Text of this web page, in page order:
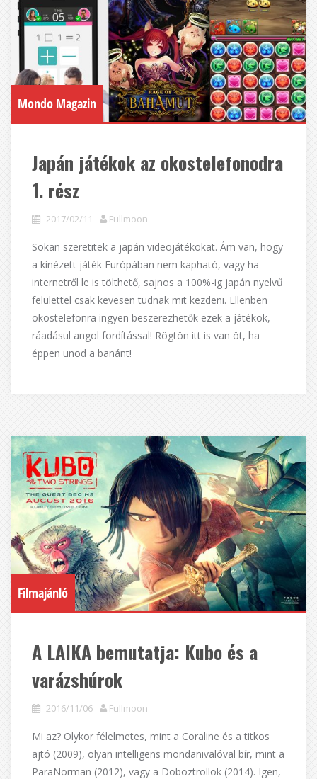
Mondo Magazin
Japán játékok az okostelefonodra
1. rész
2017/02/11 Fullmoon
Sokan szeretitek a japán videojátékokat. Ám van, hogy
a kinézett játék Európában nem kapható, vagy ha
internetről le is tölthető, sajnos a 100%-ig japán nyelvű
felülettel csak kevesen tudnak mit kezdeni. Ellenben
okostelefonra ingyen beszerezhetők ezek a játékok,
ráadásul angol fordítással! Rögtön itt is van öt, ha
éppen unod a banánt!
Filmajánló
A LAIKA bemutatja: Kubo és a
varázshúrok
2016/11/06 Fullmoon
Mi az? Olykor félelmetes, mint a Coraline és a titkos
ajtó (2009), olyan intelligens mondanivalóval bír, mint a
ParaNorman (2012), vagy a Doboztrollok (2014). Igen,